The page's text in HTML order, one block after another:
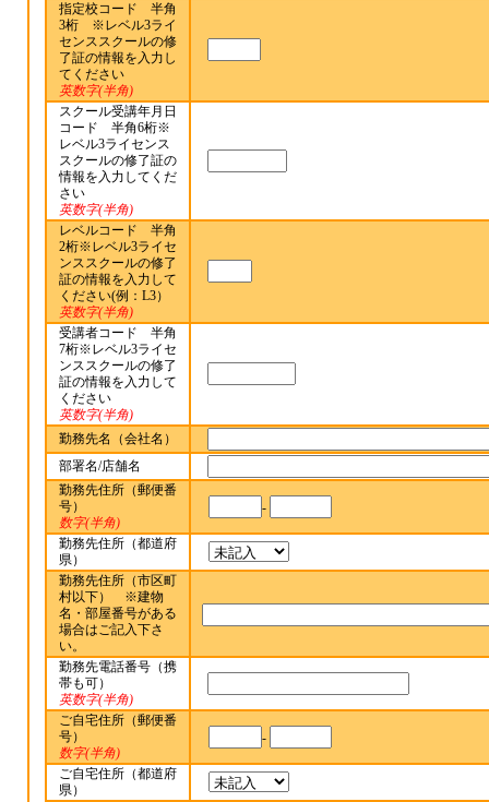
指定校コード 半角
3桁 ※レベル3ライ
センススクールの修
了証の情報を入力し
てください
英数字(半角)
スクール受講年月日
コード 半角6桁※
レベル3ライセンス
スクールの修了証の
情報を入力してくだ
さい
英数字(半角)
レベルコード 半角
2桁※レベル3ライセ
ンススクールの修了
証の情報を入力して
ください(例：L3）
英数字(半角)
受講者コード 半角
7桁※レベル3ライセ
ンススクールの修了
証の情報を入力して
ください
英数字(半角)
勤務先名（会社名）
部署名/店舗名
勤務先住所（郵便番
号）
数字(半角)
-
勤務先住所（都道府
県）
勤務先住所（市区町
村以下） ※建物
名・部屋番号がある
場合はご記入下さ
い。
勤務先電話番号（携
帯も可）
英数字(半角)
ご自宅住所（郵便番
号）
数字(半角)
-
ご自宅住所（都道府
県）